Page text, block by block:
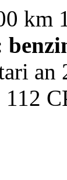
km
an